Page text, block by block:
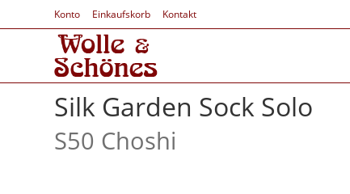
Konto Einkaufskorb Kontakt
Silk Garden Sock Solo
S50 Choshi